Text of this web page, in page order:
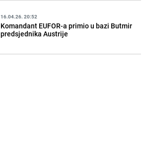
16.04.26. 20:52
Komandant EUFOR-a primio u bazi Butmir
predsjednika Austrije